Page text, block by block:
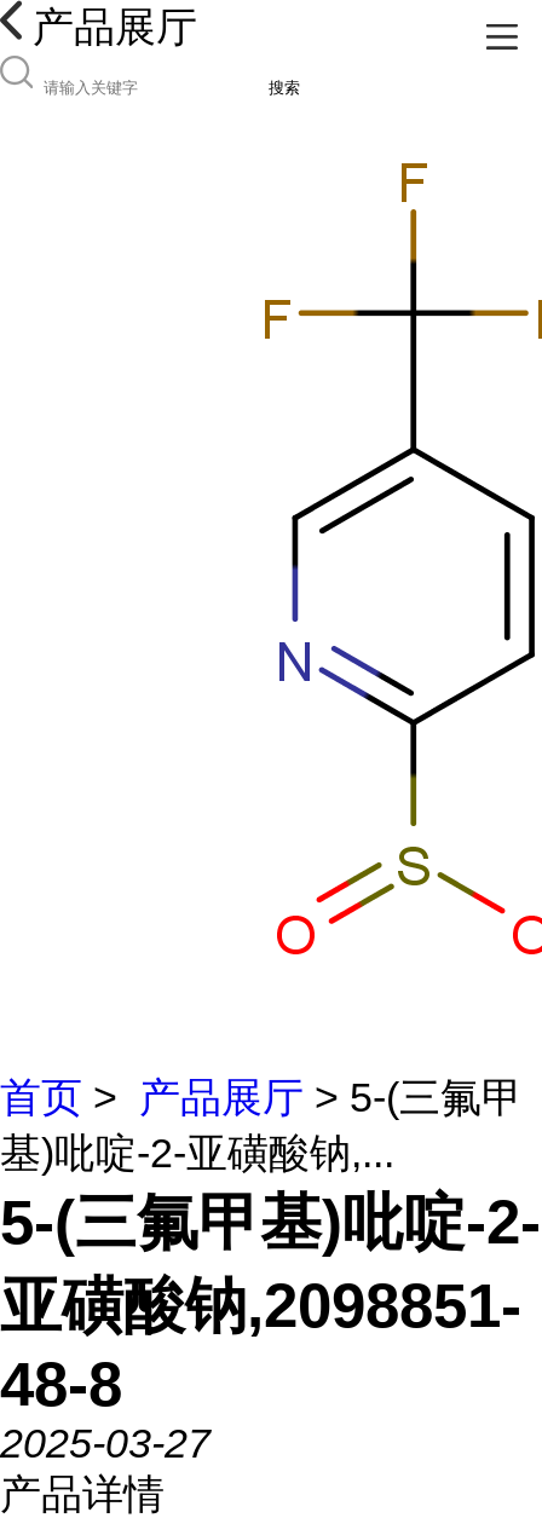
产品展厅
搜索
首页 > 产品展厅 > 5-(三氟甲
基)吡啶-2-亚磺酸钠,...
5-(三氟甲基)吡啶-2-
亚磺酸钠,2098851-
48-8
2025-03-27
产品详情